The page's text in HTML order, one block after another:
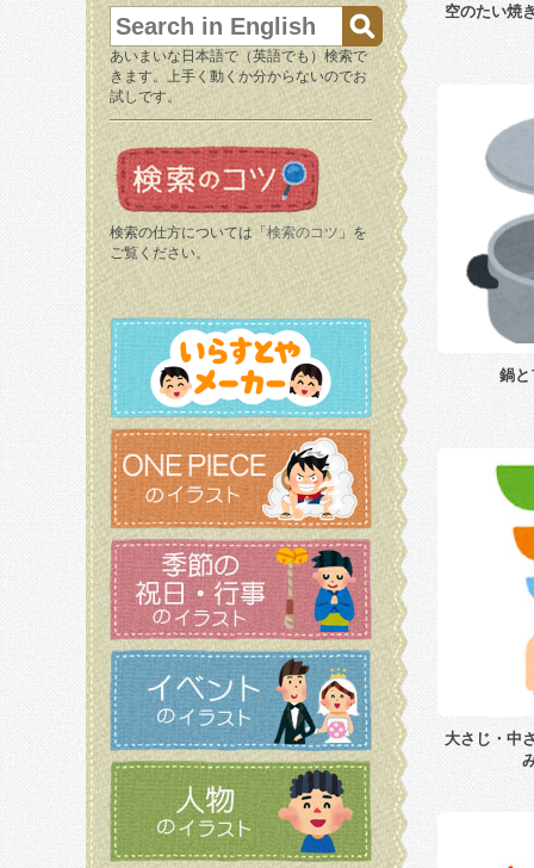
あいまいな日本語で（英語でも）検索で
きます。上手く動くか分からないのでお
試しです。
検索の仕方については「 検索のコツ 」を
ご覧ください。
空のたい焼
鍋と
大さじ・中